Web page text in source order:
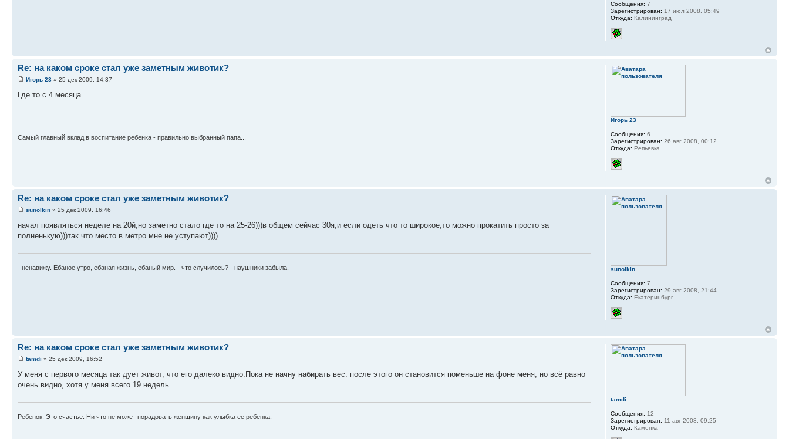
Сообщения: 7
Зарегистрирован: 17 июл 2008, 05:49
Откуда: Калининград
Re: на каком сроке стал уже заметным животик?
Игорь 23 » 25 дек 2009, 14:37
Где то с 4 месяца
Самый главный вклад в воспитание ребенка - правильно выбранный папа...
Игорь 23
Сообщения: 6
Зарегистрирован: 26 авг 2008, 00:12
Откуда: Репьевка
Re: на каком сроке стал уже заметным животик?
sunolkin » 25 дек 2009, 16:46
начал появляться неделе на 20й,но заметно стало где то на 25-26)))в общем сейчас 30я,и если одеть что то широкое,то можно прокатить просто за
полненькую)))так что место в метро мне не уступают))))
- ненавижу. Ебаное утро, ебаная жизнь, ебаный мир. - что случилось? - наушники забыла. sunolkin
Сообщения: 7
Зарегистрирован: 29 авг 2008, 21:44
Откуда: Екатеринбург
Re: на каком сроке стал уже заметным животик?
tamdi » 25 дек 2009, 16:52
У меня с первого месяца так дует живот, что его далеко видно.Пока не начну набирать вес. после этого он становится поменьше на фоне меня, но всё равно
очень видно, хотя у меня всего 19 недель.
Ребенок. Это счастье. Ни что не может порадовать женщину как улыбка ее ребенка.
tamdi
Сообщения: 12
Зарегистрирован: 11 авг 2008, 09:25
Откуда: Каменка